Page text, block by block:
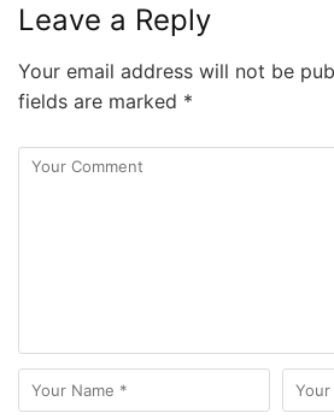
Leave a Reply
Your email address will not be
fields are marked *